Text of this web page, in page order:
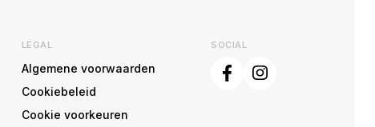
LEGAL
Algemene voorwaarden
Cookiebeleid
Cookie voorkeuren
SOCIAL